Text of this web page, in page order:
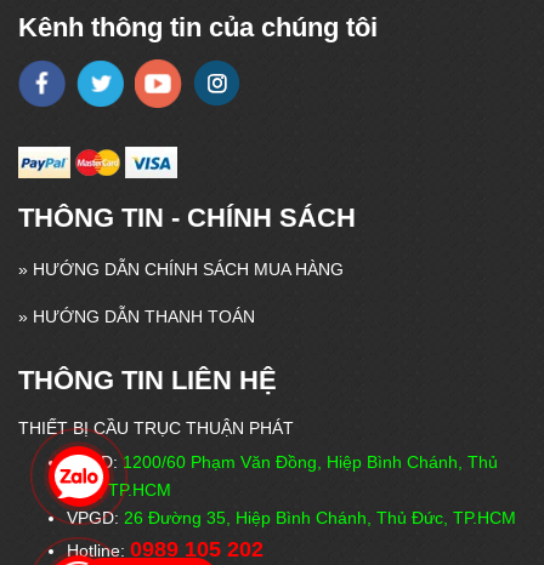
Kênh thông tin của chúng tôi
THÔNG TIN - CHÍNH SÁCH
» HƯỚNG DẪN CHÍNH SÁCH MUA HÀNG
» HƯỚNG DẪN THANH TOÁN
THÔNG TIN LIÊN HỆ
THIẾT BỊ CẦU TRỤC THUẬN PHÁT
VPĐD:1200/60 Phạm Văn Đồng, Hiệp Bình Chánh, Thủ
Đức, TP.HCM
VPGD: 26 Đường 35, Hiệp Bình Chánh, Thủ Đức, TP.HCM
Hotline: 0989 105 202